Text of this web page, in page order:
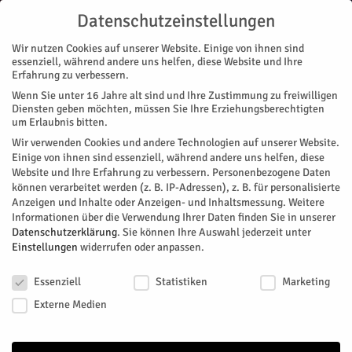
Start Nachrichten Starke Frauen der Reformationsgeschichte
NACHRICHTEN MAGAZIN
Starke Frauen der
Reformationsgeschichte
Fünf Frauen der Reformationsgeschichte stellt die
Evangelischen Erwachsenenbildung im Kirchenkreis Jülich in
einer Online-Themenreihe vor.
Facebook
Datenschutzeinstellungen
Wir nutzen Cookies auf unserer Website. Einige von ihnen sind
essenziell, während andere uns helfen, diese Website und Ihre
Erfahrung zu verbessern.
Wenn Sie unter 16 Jahre alt sind und Ihre Zustimmung zu freiwilligen
Diensten geben möchten, müssen Sie Ihre Erziehungsberechtigten
um Erlaubnis bitten.
Wir verwenden Cookies und andere Technologien auf unserer Website.
Einige von ihnen sind essenziell, während andere uns helfen, diese
Website und Ihre Erfahrung zu verbessern. Personenbezogene Daten
können verarbeitet werden (z. B. IP-Adressen), z. B. für personalisierte
Anzeigen und Inhalte oder Anzeigen- und Inhaltsmessung. Weitere
Informationen über die Verwendung Ihrer Daten finden Sie in unserer
Datenschutzerklärung. Sie können Ihre Auswahl jederzeit unter
Einstellungen widerrufen oder anpassen.
Essenziell
Statistiken
Marketing
Externe Medien